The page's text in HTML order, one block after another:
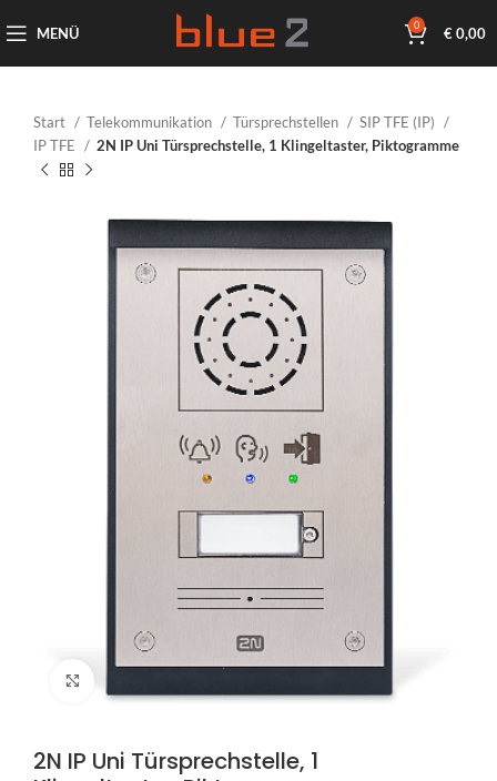
MENÜ 0 €0,00
Start Telekommunikation Türsprechstellen
SIP TFE (IP)
IP TFE
2N IP Uni Türsprechstelle, 1 Klingeltaster, Piktogramme
2N IP Uni Türsprechstelle, 1